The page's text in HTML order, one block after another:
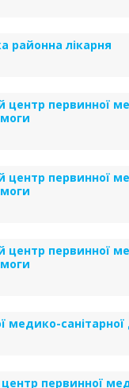
районна лікарня
центр первинної
центр первинної
центр первинної
медико-
первинної